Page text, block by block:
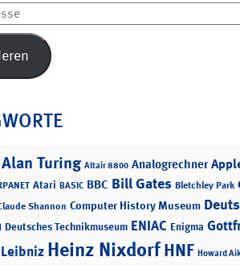
Alan Turing Altair 8800 Analogrechner
Atari BASIC BBC Bill Gates Bletchley Park
Shannon Computer History Museum
Deutsches Technikmuseum ENIAC Enigma
Heinz NixdorfHNF Howard